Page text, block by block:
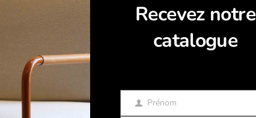
REMBOURRÉE
Coque plastique et tissus
Recevez notre
catalogue
PrénomPrénom